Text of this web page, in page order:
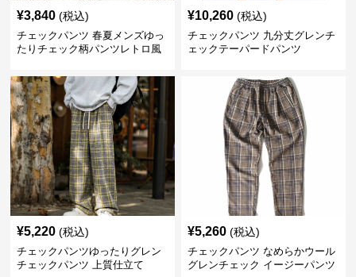
¥3,840 (税込)
チェックパンツ 春夏メンズゆっ
たりチェック柄パンツレトロ風
¥10,260 (税込)
チェックパンツ 九分丈グレンチ
ェックテーパードパンツ
¥5,220 (税込)
チェックパンツゆったりグレン
チェックパンツ 上質仕立て
¥5,260 (税込)
チェックパンツ なめらかウール
グレンチェック イージーパンツ